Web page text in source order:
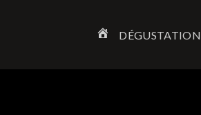
ACCUEIL
DÉGUSTATION